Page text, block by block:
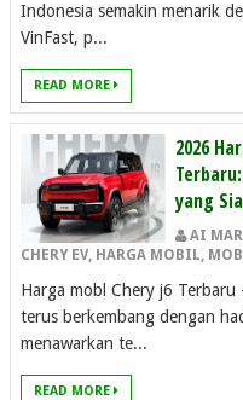
Indonesia semakin menarik
VinFast, p...
READ MORE
2026
yang
AI
CHERY EV HARGA MOBIL
Harga mobl Chery j6
terus berkembang dengan
menawarkan te...
READ MORE